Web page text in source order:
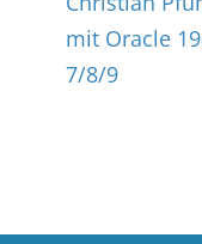
mit Oracle
7/8/9